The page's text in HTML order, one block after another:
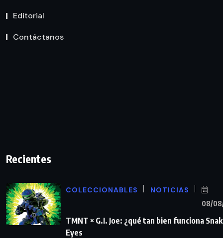
Editorial
Contáctanos
Recientes
COLECCIONABLES NOTICIAS
08/
TMNT × G.I. Joe: ¿qué tan bien funciona
Eyes